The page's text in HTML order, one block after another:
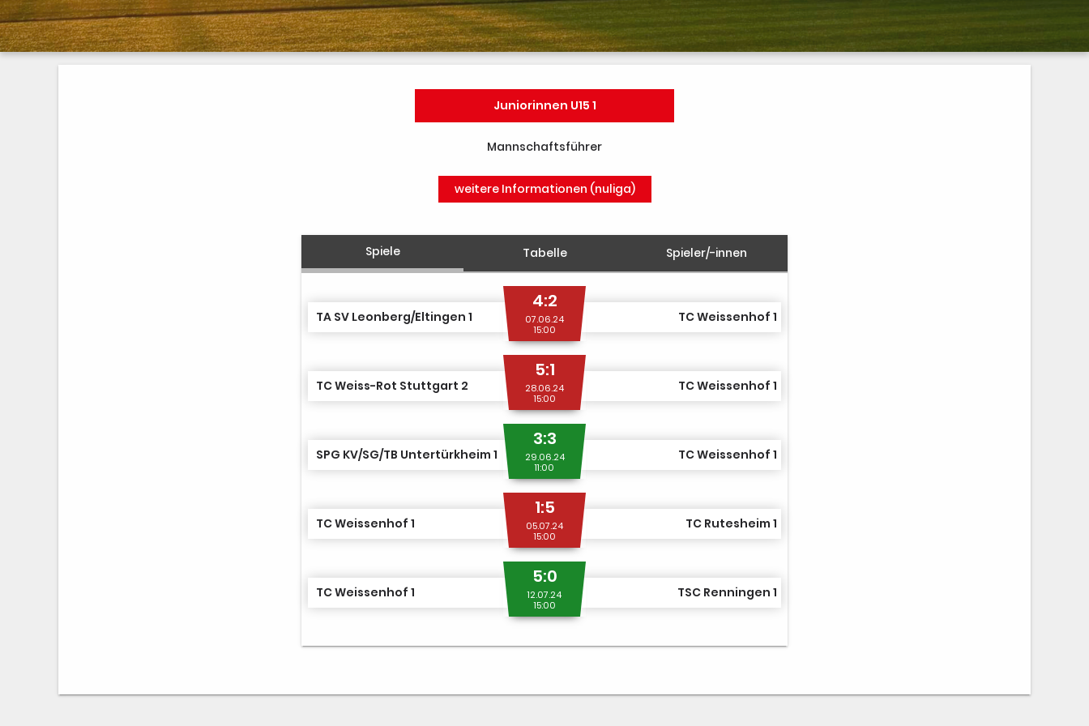
Juniorinnen U15 1
Mannschaftsführer
weitere Informationen (nuliga)
Spiele Tabelle Spieler/-innen
TA SV Leonberg/Eltingen 1
4:2
07.06.24
15:00
TC Weissenhof 1
TC Weiss-Rot Stuttgart 2
5:1
28.06.24
15:00
TC Weissenhof 1
SPG KV/SG/TB Untertürkheim 1
3:3
29.06.24
11:00
TC Weissenhof 1
TC Weissenhof 1
1:5
05.07.24
15:00
TC Rutesheim 1
TC Weissenhof 1
5:0
12.07.24
15:00
TSC Renningen 1